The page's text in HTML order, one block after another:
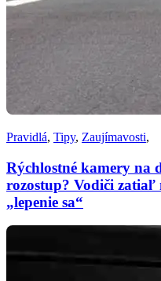
Pravidlá, Tipy, Zaujímavosti,
Rýchlostné kamery na
rozostup? Vodiči zatiaľ
„lepenie sa“